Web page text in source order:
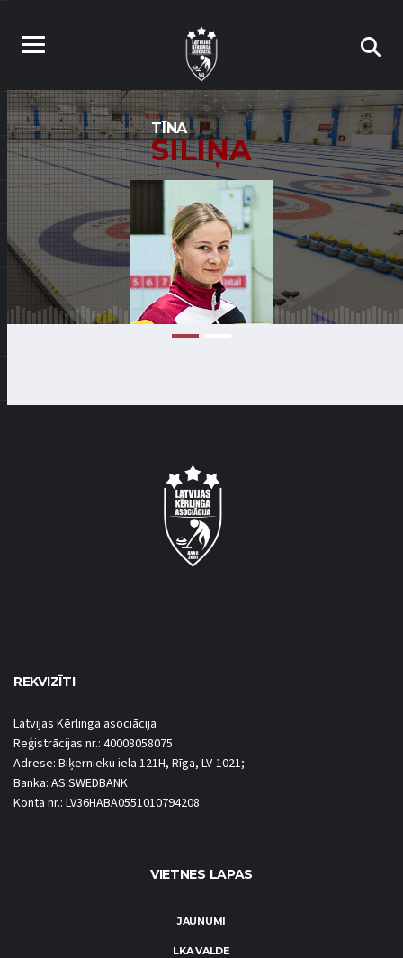
TĪNA
SILIŅA
REKVIZĪTI
Latvijas Kērlinga asociācija
Reģistrācijas nr.: 40008058075
Adrese: Biķernieku iela 121H, Rīga, LV-1021;
Banka: AS SWEDBANK
Konta nr.: LV36HABA0551010794208
VIETNES LAPAS
JAUNUMI
LKA VALDE